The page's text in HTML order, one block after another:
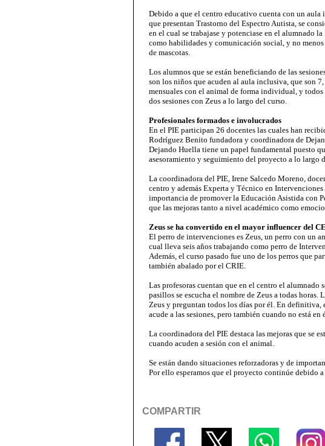
Debido a que el centro educativo cuenta con un aula
que presentan Trastorno del Espectro Autista, se
en el cual se trabajase y potenciase en el alumnado
como habilidades y comunicación social, y no
de mascotas.
Los alumnos que se están beneficiando de las
son los niños que acuden al aula inclusiva, que son
mensuales con el animal de forma individual, y
dos sesiones con Zeus a lo largo del curso.
Profesionales formados e involucrados
En el PIE participan 26 docentes las cuales han
Rodríguez Benito fundadora y coordinadora de
Dejando Huella tiene un papel fundamental puesto
asesoramiento y seguimiento del proyecto a lo largo
La coordinadora del PIE, Irene Salcedo Moreno,
centro y además Experta y Técnico en
importancia de promover la Educación Asistida con
que las mejoras tanto a nivel académico como
Zeus se ha convertido en el mayor influencer del
El perro de intervenciones es Zeus, un perro con un
cual lleva seis años trabajando como perro de
Además, el curso pasado fue uno de los perros que
también abalado por el CRIE.
Las profesoras cuentan que en el centro el alumnado
pasillos se escucha el nombre de Zeus a todas horas.
Zeus y preguntan todos los días por él. En definitiva,
acude a las sesiones, pero también cuando no está en
La coordinadora del PIE destaca las mejoras que se
cuando acuden a sesión con el animal.
Se están dando situaciones reforzadoras y de
Por ello esperamos que el proyecto continúe debido
COMPARTIR